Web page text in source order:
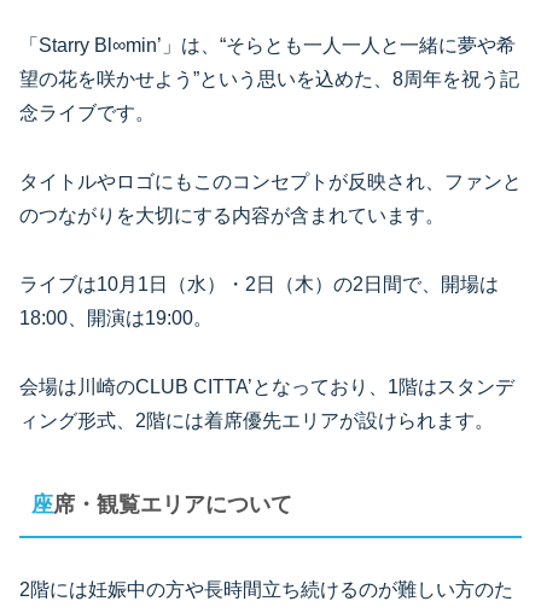
「Starry Bl∞min’」は、“そらとも一人一人と一緒に夢や希
望の花を咲かせよう”という思いを込めた、8周年を祝う記
念ライブです。
タイトルやロゴにもこのコンセプトが反映され、ファンと
のつながりを大切にする内容が含まれています。
ライブは10月1日（水）・2日（木）の2日間で、開場は
18:00、開演は19:00。
会場は川崎のCLUB CITTA’となっており、1階はスタンデ
ィング形式、2階には着席優先エリアが設けられます。
座席・観覧エリアについて
2階には妊娠中の方や長時間立ち続けるのが難しい方のた